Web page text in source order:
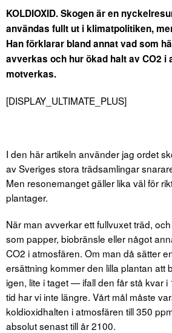
KOLDIOXID. Skogen är en
användas fullt ut i klimatpolitiken,
Han förklarar bland annat vad som
avverkas och hur ökad halt av CO2 i
motverkas.
[DISPLAY_ULTIMATE_PLUS]
I den här artikeln använder jag ordet
av Sveriges stora trädsamlingar
Men resonemanget gäller lika väl för
plantager.
När man avverkar ett fullvuxet träd,
som papper, biobränsle eller något
CO2 i atmosfären. Om man då sätter
ersättning kommer den lilla plantan att
igen, lite i taget — ifall den får stå kvar i
tid har vi inte längre. Vårt mål måste
koldioxidhalten i atmosfären till 350
absolut senast till år 2100.